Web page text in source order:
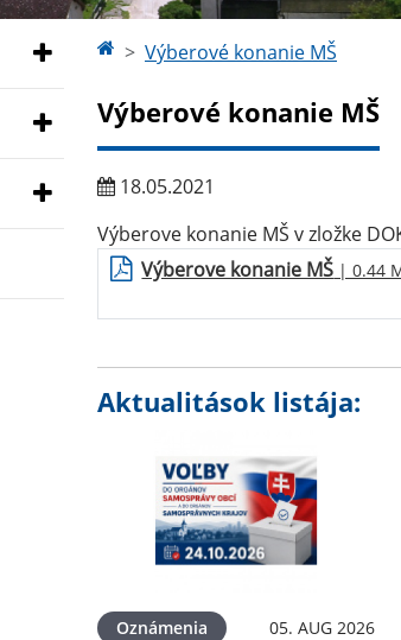
Výberové konanie MŠ
Výberové konanie MŠ
18.05.2021
Výberove konanie MŠ v zložke
Výberove konanie MŠ | 0.44
Aktualitások listája:
Oznámenia 05. AUG 2026